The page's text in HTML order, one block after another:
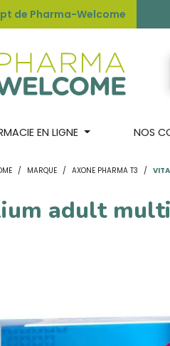
de Pharma-Welcome
EN LIGNE NOS
MARQUE AXONE PHARMA T3
adult